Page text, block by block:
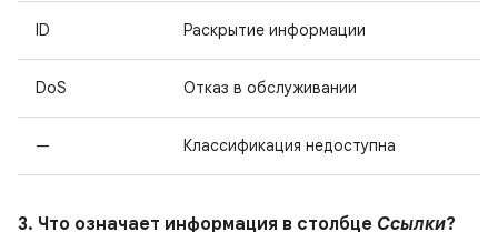
ID Раскрытие информации
DoS Отказ в обслуживании
— Классификация недоступна
3. Что означает информация в столбце Ссылки?